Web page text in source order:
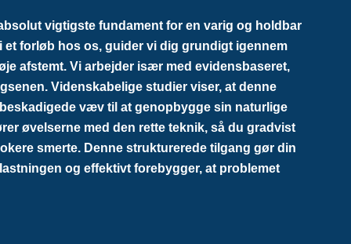
vigtigste fundament for en varig og holdbar
forløb hos os, guider vi dig grundigt igennem
afstemt. Vi arbejder især med evidensbaseret,
Videnskabelige studier viser, at denne
væv til at genopbygge sin naturlige
øvelserne med den rette teknik, så du gradvist
smerte. Denne strukturerede tilgang gør din
og effektivt forebygger, at problemet